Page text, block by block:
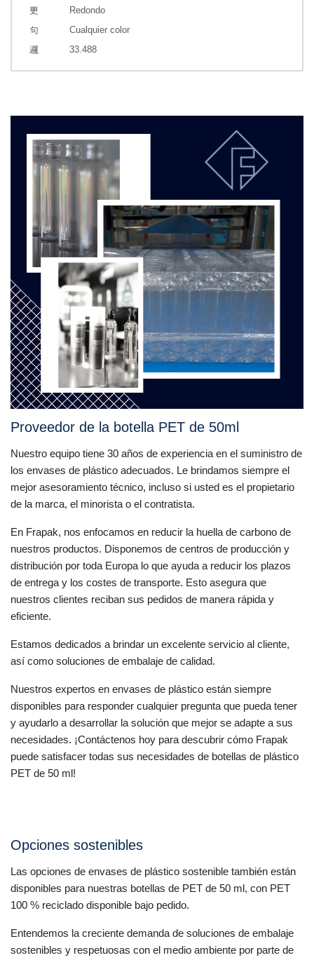
Redondo
Cualquier color
33.488
Proveedor de la botella PET de 50ml
Nuestro equipo tiene 30 años de experiencia en el suministro de
los envases de plástico adecuados. Le brindamos siempre el
mejor asesoramiento técnico, incluso si usted es el propietario
de la marca, el minorista o el contratista.
En Frapak, nos enfocamos en reducir la huella de carbono de
nuestros productos. Disponemos de centros de producción y
distribución por toda Europa lo que ayuda a reducir los plazos
de entrega y los costes de transporte. Esto asegura que
nuestros clientes reciban sus pedidos de manera rápida y
eficiente.
Estamos dedicados a brindar un excelente servicio al cliente,
así como soluciones de embalaje de calidad.
Nuestros expertos en envases de plástico están siempre
disponibles para responder cualquier pregunta que pueda tener
y ayudarlo a desarrollar la solución que mejor se adapte a sus
necesidades. ¡Contáctenos hoy para descubrir cómo Frapak
puede satisfacer todas sus necesidades de botellas de plástico
PET de 50 ml!
Opciones sostenibles
Las opciones de envases de plástico sostenible también están
disponibles para nuestras botellas de PET de 50 ml, con PET
100 % reciclado disponible bajo pedido.
Entendemos la creciente demanda de soluciones de embalaje
sostenibles y respetuosas con el medio ambiente por parte de